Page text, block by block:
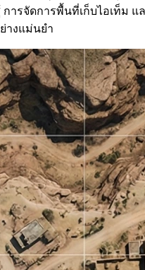
ารจัดการพื้นที่เก็บไอเท็ม แ
างแม่นยำ